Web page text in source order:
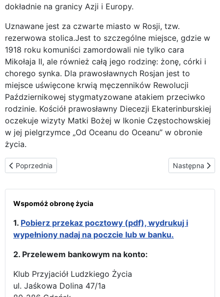
dokładnie na granicy Azji i Europy.
Uznawane jest za czwarte miasto w Rosji, tzw.
rezerwowa stolica.Jest to szczególne miejsce, gdzie w
1918 roku komuniści zamordowali nie tylko cara
Mikołaja II, ale również całą jego rodzinę: żonę, córki i
chorego synka. Dla prawosławnych Rosjan jest to
miejsce uświęcone krwią męczenników Rewolucji
Październikowej stygmatyzowane atakiem przeciwko
rodzinie. Kościół prawosławny Diecezji Ekaterinburskiej
oczekuje wizyty Matki Bożej w Ikonie Częstochowskiej
w jej pielgrzymce „Od Oceanu do Oceanu” w obronie
życia.
Poprzednia strona: Matka Boża Częstochowska "Na Krwi"
Poprzednia Następna
Następna
Wspomóż obronę życia
1. Pobierz przekaz pocztowy (pdf), wydrukuj i
wypełniony nadaj na poczcie lub w banku.
2. Przelewem bankowym na konto:
Klub Przyjaciół Ludzkiego Życia
ul. Jaśkowa Dolina 47/1a